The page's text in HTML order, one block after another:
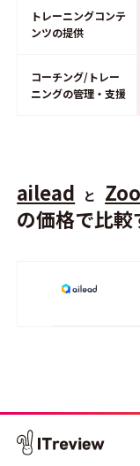
トレーニングコンテ
ンツの提供
コーチング/トレー
ニングの管理・支援
ailead と
の価格で比較